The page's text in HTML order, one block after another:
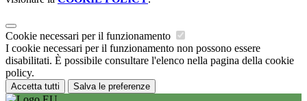
Cookie necessari per il funzionamento
I cookie necessari per il funzionamento non possono essere
disabilitati. È possibile consultare l'elenco nella pagina della cookie
policy.
Accetta tutti Salva le preferenze